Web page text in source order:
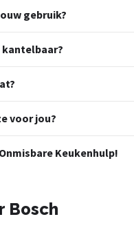
gebruik?
voor jou?
Keukenhulp!
Bosch